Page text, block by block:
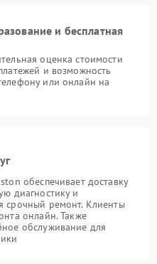
и бесплатная
оценка стоимости
и возможность
или онлайн на
обеспечивает доставку
диагностику и
срочный ремонт. Клиенты
онлайн. Также
обслуживание для